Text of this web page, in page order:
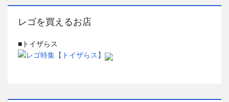
レゴを買えるお店
■トイザらス